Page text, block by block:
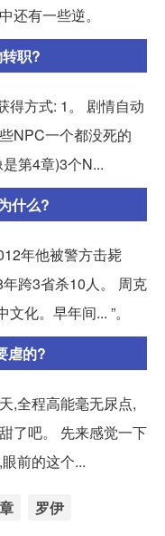
有一些逆。
职?
得方式: 1。 剧情自动
NPC一个都没死的
第4章)3个N...
什么?
年他被警方击毙
跨3省杀10人。 周克
化。早年间... ”。
虐的?
,全程高能毫无尿点,
了吧。 先来感觉一下
前的这个...
罗伊